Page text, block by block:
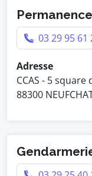
03 29 95 61
Adresse
CCAS - 5
88300